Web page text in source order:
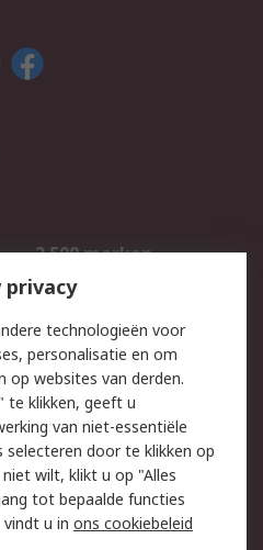
2.500 merken
Inkoopoplossingen
Email veiligheid
Websitevoorwaarden
privacy
technologieën voor
personalisatie en om
op websites van derden.
te klikken, geeft u
van niet-essentiële
selecteren door te klikken op
wilt, klikt u op "Alles
tot bepaalde functies
u in ons cookiebeleid